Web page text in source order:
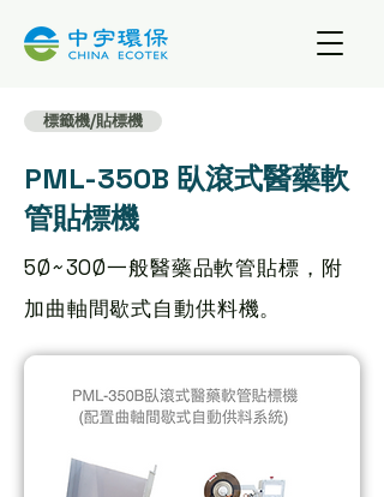
標籤機/貼標機
PML-350B 臥滾式醫藥軟
管貼標機
5Ø~30Ø一般醫藥品軟管貼標，附
加曲軸間歇式自動供料機。